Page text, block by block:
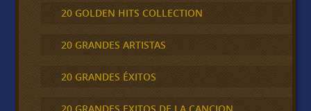
20 GOLDEN HITS COLLECTION
20 GRANDES ARTISTAS
20 GRANDES ÉXITOS
20 GRANDES EXITOS DE LA CANCION